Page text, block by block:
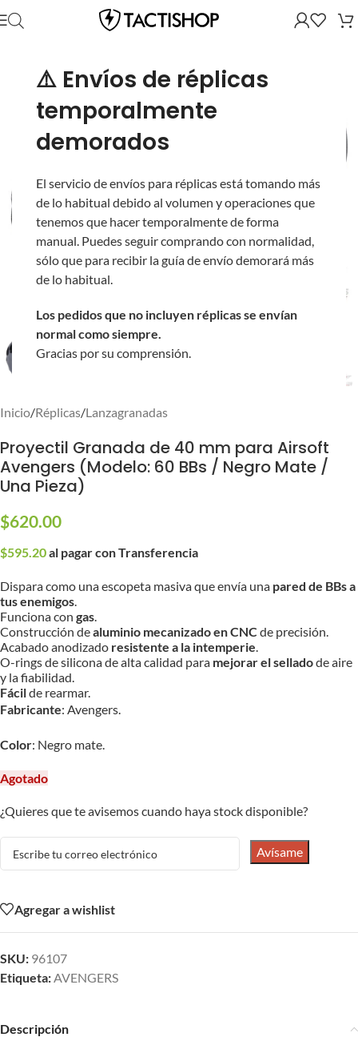
⚠️ Envíos de réplicas
temporalmente
demorados
El servicio de envíos para réplicas está tomando más
de lo habitual debido al volumen y operaciones que
tenemos que hacer temporalmente de forma
manual. Puedes seguir comprando con normalidad,
sólo que para recibir la guía de envío demorará más
de lo habitual.
Los pedidos que no incluyen réplicas se envían
normal como siempre.
Gracias por su comprensión.
Inicio/Réplicas/Lanzagranadas
Proyectil Granada de 40 mm para Airsoft
Avengers (Modelo: 60 BBs / Negro Mate /
Una Pieza)
$620.00
$595.20al pagar con Transferencia
Dispara como una escopeta masiva que envía una pared de BBs a
tus enemigos.
Funciona con gas.
Construcción dealuminio mecanizado en CNC de precisión.
Acabado anodizado resistente a la intemperie.
O-rings de silicona de alta calidad para mejorar el selladode aire
y la fiabilidad.
Fácilde rearmar.
Fabricante: Avengers.
Color: Negro mate.
Agotado
¿Quieres que te avisemos cuando haya stock disponible?
Avísame
Agregar a wishlist
SKU: 96107
Etiqueta:AVENGERS
Descripción